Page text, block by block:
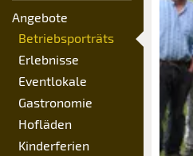
Angebote
Betriebsporträts
Erlebnisse
Eventlokale
Gastronomie
Hofläden
Kinderferien